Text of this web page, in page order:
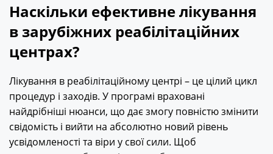
Наскільки ефективне лікування
в зарубіжних реабілітаційних
центрах?
Лікування в реабілітаційному центрі – це цілий цикл
процедур і заходів. У програмі враховані
найдрібніші нюанси, що дає змогу повністю змінити
свідомість і вийти на абсолютно новий рівень
усвідомленості та віри у свої сили. Щоб